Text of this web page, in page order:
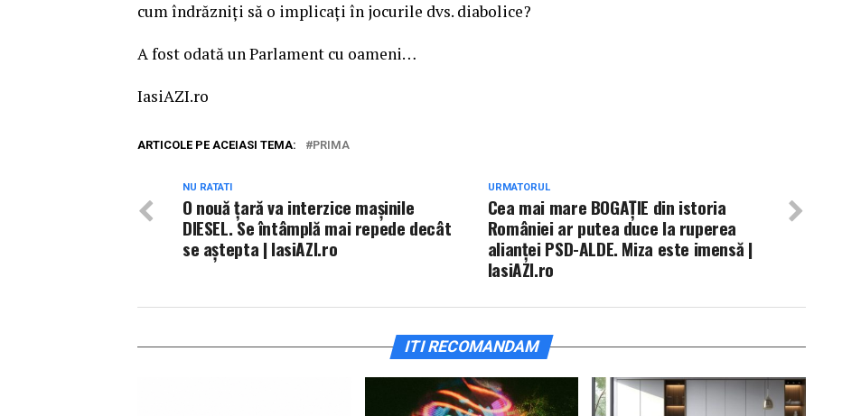
cum îndrăzniţi să o implicaţi în jocurile dvs. diabolice?
A fost odată un Parlament cu oameni…
IasiAZI.ro
ARTICOLE PE ACEIASI TEMA: PRIMA
URMATORUL
Cea mai mare BOGAȚIE din istoria
României ar putea duce la ruperea
alianței PSD-ALDE. Miza este imensă |
IasiAZI.ro
NU RATATI
O nouă țară va interzice mașinile
DIESEL. Se întâmplă mai repede decât
se aștepta | IasiAZI.ro
ITI RECOMANDAM